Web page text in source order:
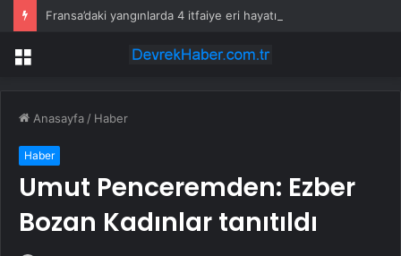
Fransa’daki yangınlarda 4 itfaiye eri hayatını kaybetti
Menü
Anasayfa / Haber
Haber
Umut Penceremden: Ezber
Bozan Kadınlar tanıtıldı